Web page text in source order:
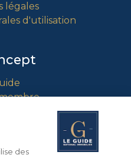
légales
d'utilisation
le guide ?
des